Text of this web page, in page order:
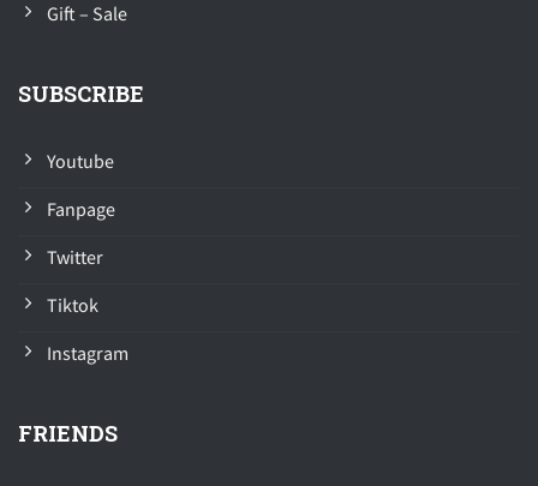
Gift – Sale
SUBSCRIBE
Youtube
Fanpage
Twitter
Tiktok
Instagram
FRIENDS